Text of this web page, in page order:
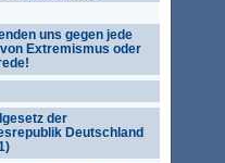
uns gegen jede
Extremismus oder
der
Deutschland